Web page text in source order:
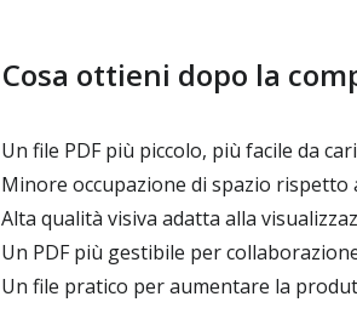
Cosa ottieni dopo la
Un file PDF più piccolo, più facile da
Minore occupazione di spazio rispetto
Alta qualità visiva adatta alla
Un PDF più gestibile per
Un file pratico per aumentare la